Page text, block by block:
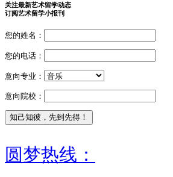
关注最新艺术留学动态
订阅艺术留学小报刊
您的姓名：
您的电话：
意向专业：
意向院校：
圆梦热线：